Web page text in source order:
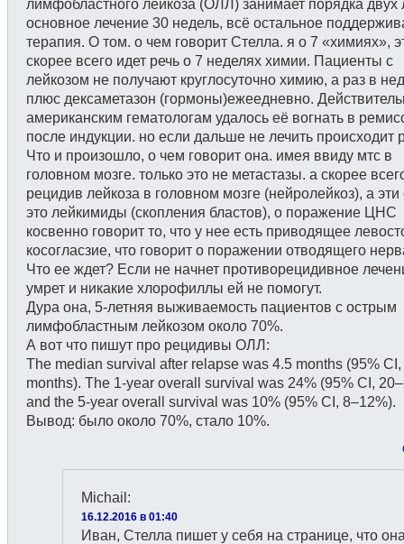
лимфобластного лейкоза (ОЛЛ) занимает порядка двух
основное лечение 30 недель, всё остальное
терапия. О том. о чем говорит Стелла. я о 7 «химиях»,
скорее всего идет речь о 7 неделях химии. Пациенты с
лейкозом не получают круглосуточно химию, а раз в
плюс дексаметазон (гормоны)ежеедневно.
американским гематологам удалось её вогнать в
после индукции. но если дальше не лечить происходит
Что и произошло, о чем говорит она. имея ввиду мтс в
головном мозге. только это не метастазы. а скорее
рецидив лейкоза в головном мозге (нейролейкоз), а эти
это лейкимиды (скопления бластов), о поражение ЦНС
косвенно говорит то, что у нее есть приводящее
косогласзие, что говорит о поражении отводящего
Что ее ждет? Если не начнет противорецидивное
умрет и никакие хлорофиллы ей не помогут.
Дура она, 5-летняя выживаемость пациентов с острым
лимфобластным лейкозом около 70%.
А вот что пишут про рецидивы ОЛЛ:
The median survival after relapse was 4.5 months (95%
months). The 1-year overall survival was 24% (95% CI,
and the 5-year overall survival was 10% (95% CI, 8–12%).
Вывод: было около 70%, стало 10%.
Michail :
16.12.2016 в 01:40
Иван, Стелла пишет у себя на странице, что